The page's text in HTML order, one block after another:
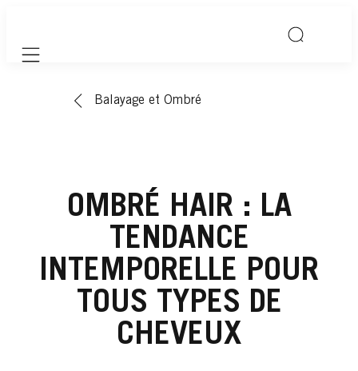
Mobile navigation
Balayage et Ombré
OMBRÉ HAIR : LA
TENDANCE
INTEMPORELLE POUR
TOUS TYPES DE
CHEVEUX